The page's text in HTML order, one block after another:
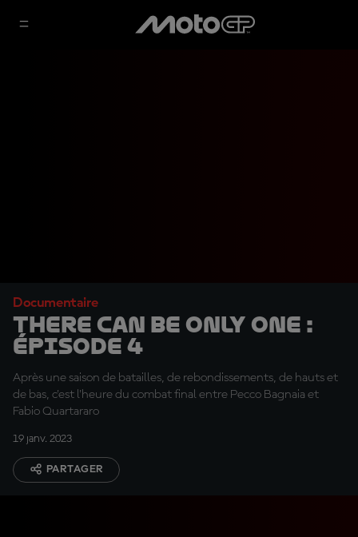
Documentaire
There Can Be Only One :
Épisode 4
Après une saison de batailles, de rebondissements, de hauts et
de bas, c'est l'heure du combat final entre Pecco Bagnaia et
Fabio Quartararo
19 janv. 2023
PARTAGER